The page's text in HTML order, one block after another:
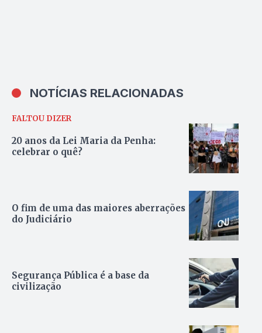
NOTÍCIAS RELACIONADAS
FALTOU DIZER
20 anos da Lei Maria da Penha:
celebrar o quê?
O fim de uma das maiores aberrações
do Judiciário
Segurança Pública é a base da
civilização